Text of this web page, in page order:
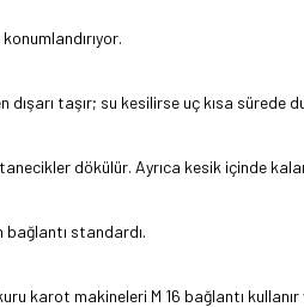
taşır; su kesilirse uç kısa sürede
dökülür. Ayrıca kesik içinde
standardı.
karot makineleri M 16 bağlantı